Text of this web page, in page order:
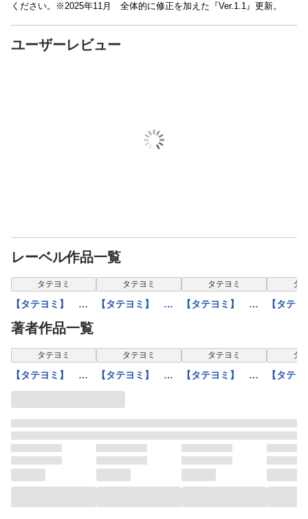
ください。※2025年11月 全体的に修正を加えた『Ver.1.1』更新。
ユーザーレビュー
レーベル作品一覧
タテヨミ
【タテヨミ】 き
つねの嫁入り 漢
字仮名交じり文
タテヨミ
【タテヨミ】 お
タテヨミ
【タテヨミ】 七
タ
【タテ
著者作品一覧
タテヨミ
【タテヨミ】 き
つねの嫁入り 漢
タテヨミ
【タテヨミ】 お
しゃれなカラス
タテヨミ
【タテヨミ】 七
タ
【タテ